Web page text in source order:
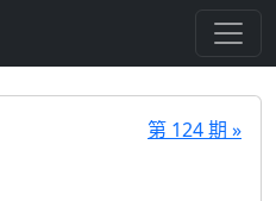
第 124 期 »